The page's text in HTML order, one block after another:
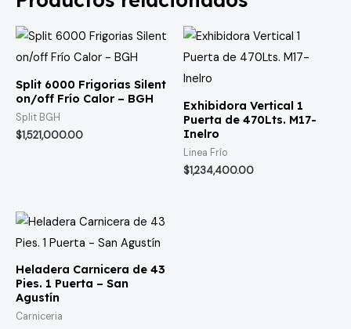
Split 6000 Frigorias Silent
on/off Frío Calor – BGH
Split BGH
$1,521,000.00
Exhibidora Vertical 1
Puerta de 470Lts. M17-
Inelro
Linea Frío
$1,234,400.00
Heladera Carnicera de 43
Pies. 1 Puerta – San
Agustín
Carniceria